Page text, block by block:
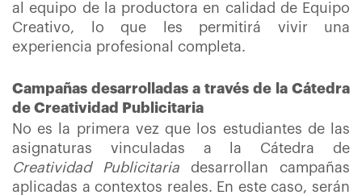
al equipo de la productora en calidad de Equipo
Creativo, lo que les permitirá vivir una
experiencia profesional completa.
Campañas desarrolladas a través de la Cátedra
de Creatividad Publicitaria
No es la primera vez que los estudiantes de las
asignaturas vinculadas a la Cátedra de
Creatividad Publicitaria desarrollan campañas
aplicadas a contextos reales. En este caso, serán